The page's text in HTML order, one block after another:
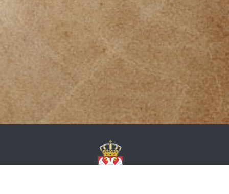
Књиге
Монографије
Посебна
издања
Публикације